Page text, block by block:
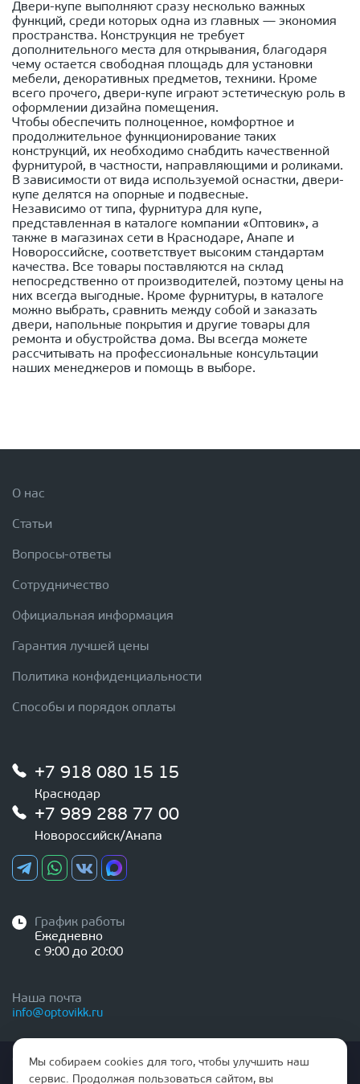
Двери-купе выполняют сразу несколько важных
функций, среди которых одна из главных — экономия
пространства. Конструкция не требует
дополнительного места для открывания, благодаря
чему остается свободная площадь для установки
мебели, декоративных предметов, техники. Кроме
всего прочего, двери-купе играют эстетическую роль в
оформлении дизайна помещения.
Чтобы обеспечить полноценное, комфортное и
продолжительное функционирование таких
конструкций, их необходимо снабдить качественной
фурнитурой, в частности, направляющими и роликами.
В зависимости от вида используемой оснастки, двери-
купе делятся на опорные и подвесные.
Независимо от типа, фурнитура для купе,
представленная в каталоге компании «Оптовик», а
также в магазинах сети в Краснодаре, Анапе и
Новороссийске, соответствует высоким стандартам
качества. Все товары поставляются на склад
непосредственно от производителей, поэтому цены на
них всегда выгодные. Кроме фурнитуры, в каталоге
можно выбрать, сравнить между собой и заказать
двери, напольные покрытия и другие товары для
ремонта и обустройства дома. Вы всегда можете
рассчитывать на профессиональные консультации
наших менеджеров и помощь в выборе.
О нас
Статьи
Вопросы-ответы
Сотрудничество
Официальная информация
Гарантия лучшей цены
Политика конфиденциальности
Способы и порядок оплаты
+7 918 080 15 15
Краснодар
+7 989 288 77 00
Новороссийск/Анапа
График работы
Ежедневно
с 9:00 до 20:00
Наша почта
info@optovikk.ru
Стоимость товаров и услуг, указанная на сайте,
Мы собираем cookies для того, чтобы улучшить наш
сервис. Продолжая пользоваться сайтом, вы